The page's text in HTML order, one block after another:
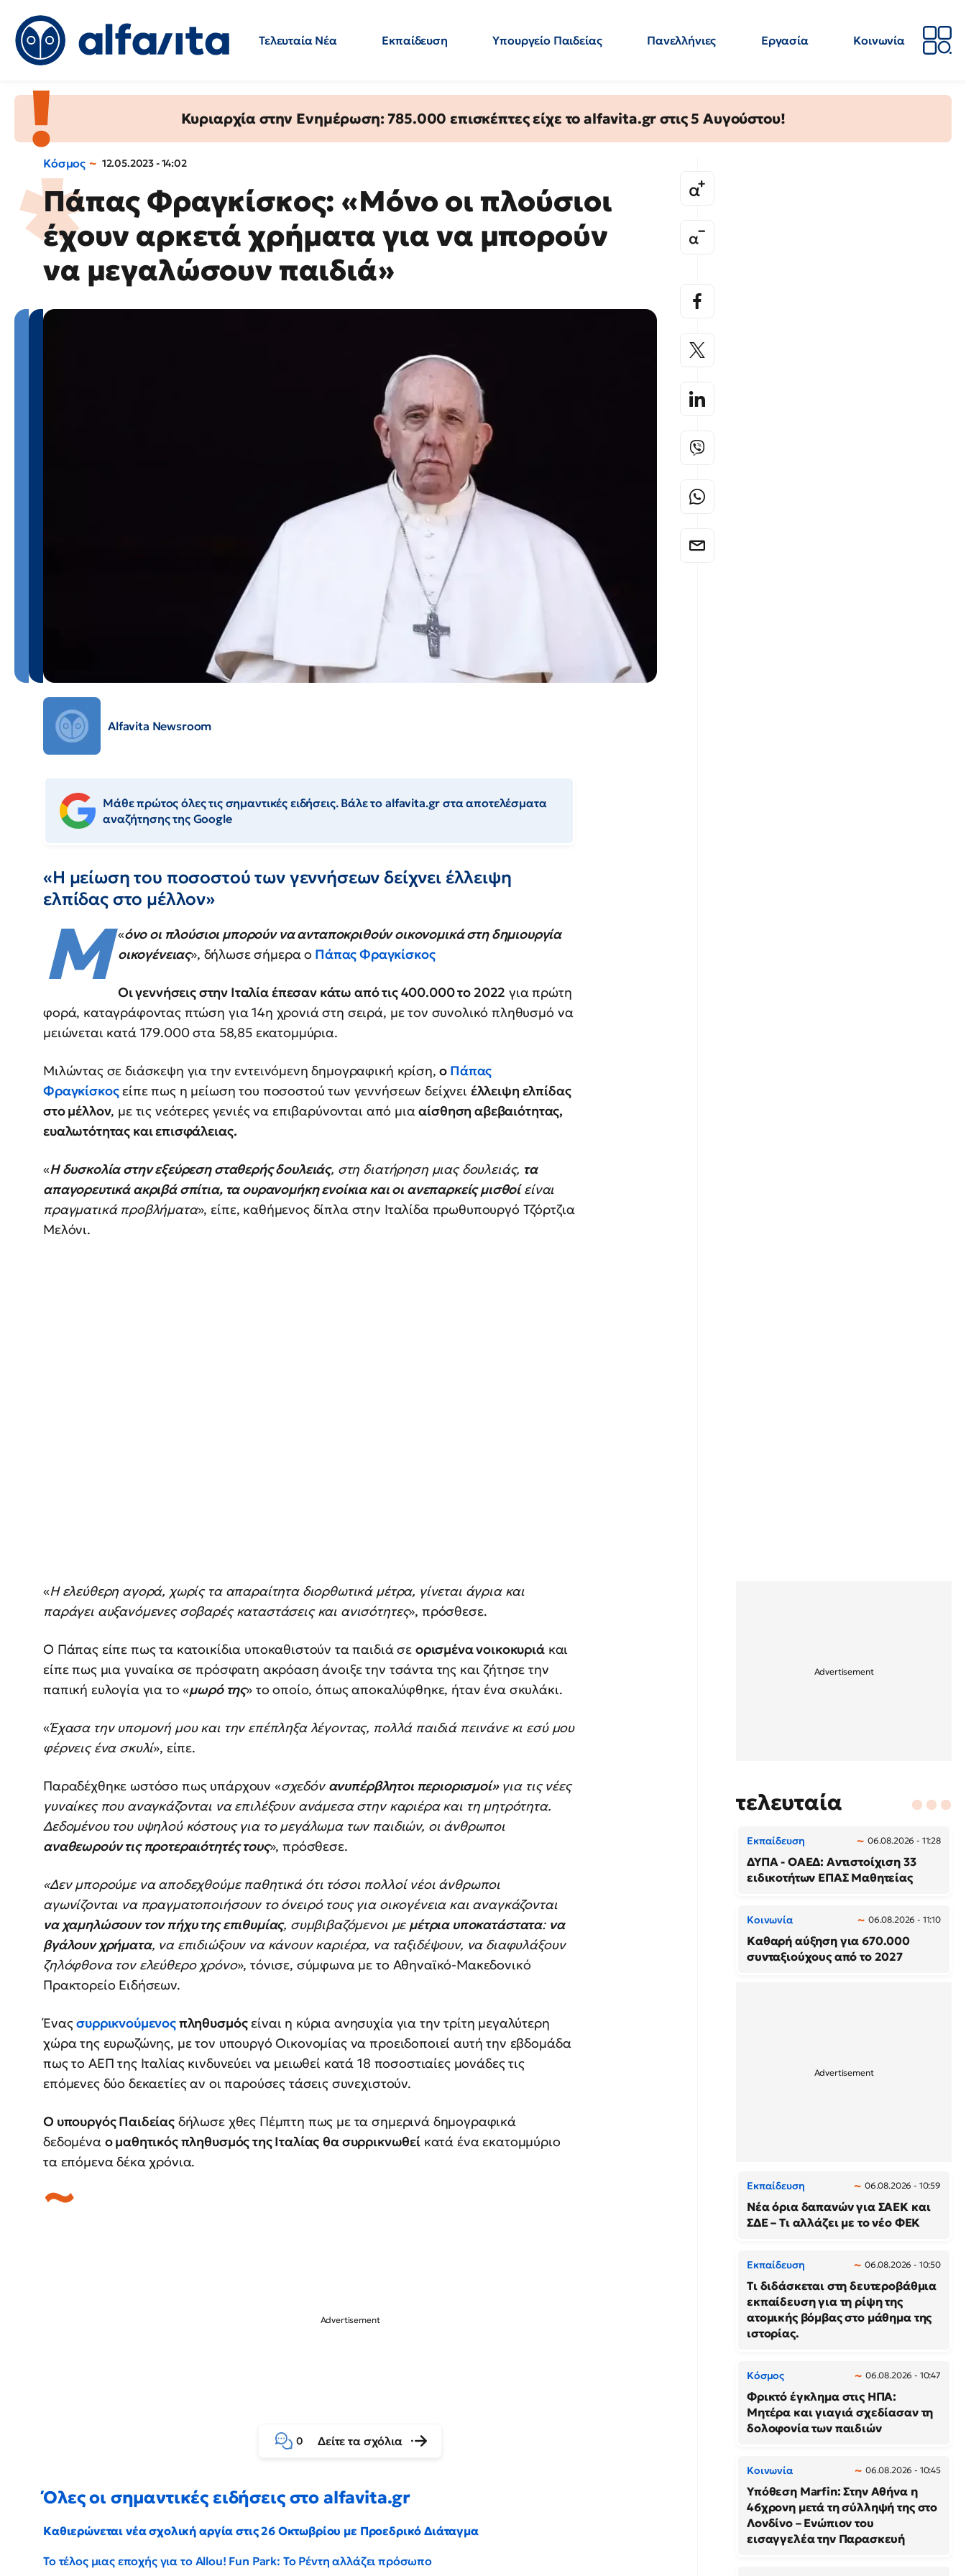
Τελευταία Νέα Εκπαίδευση Υπουργείο Παιδείας Πανελλήνιες Εργασία
Κοινωνία
Κυριαρχία στην Ενημέρωση: 785.000 επισκέπτες είχε το alfavita.gr στις 5 Αυγούστου!
Κόσμος 12.05.2023 - 14:02
Πάπας Φραγκίσκος: «Μόνο οι πλούσιοι
έχουν αρκετά χρήματα για να μπορούν
να μεγαλώσουν παιδιά»
Alfavita Newsroom
Μάθε πρώτος όλες τις σημαντικές ειδήσεις. Βάλε το alfavita.gr στα αποτελέσματα
αναζήτησης της Google
«Η μείωση του ποσοστού των γεννήσεων δείχνει έλλειψη
ελπίδας στο μέλλον»
«
Μ
όνο οι πλούσιοι μπορούν να ανταποκριθούν οικονομικά στη δημιουργία
οικογένειας», δήλωσε σήμερα ο Πάπας Φραγκίσκος
Οι γεννήσεις στην Ιταλία έπεσαν κάτω από τις 400.000 το 2022 για πρώτη
φορά, καταγράφοντας πτώση για 14η χρονιά στη σειρά, με τον συνολικό πληθυσμό να
μειώνεται κατά 179.000 στα 58,85 εκατομμύρια.
Μιλώντας σε διάσκεψη για την εντεινόμενη δημογραφική κρίση,ο Πάπας
Φραγκίσκοςείπε πως η μείωση του ποσοστού των γεννήσεων δείχνει έλλειψη ελπίδας
στο μέλλον, με τις νεότερες γενιές να επιβαρύνονται από μιααίσθηση αβεβαιότητας,
ευαλωτότητας και επισφάλειας.
«Η δυσκολία στην εξεύρεση σταθερής δουλειάς, στη διατήρηση μιας δουλειάς, τα
απαγορευτικά ακριβά σπίτια, τα ουρανομήκη ενοίκια και οι ανεπαρκείς μισθοίείναι
πραγματικά προβλήματα», είπε, καθήμενος δίπλα στην Ιταλίδα πρωθυπουργό Τζόρτζια
Μελόνι.
«Η ελεύθερη αγορά, χωρίς τα απαραίτητα διορθωτικά μέτρα, γίνεται άγρια και
παράγει αυξανόμενες σοβαρές καταστάσεις και ανισότητες», πρόσθεσε.
Ο Πάπας είπε πως τα κατοικίδια υποκαθιστούν τα παιδιά σε ορισμένα νοικοκυριάκαι
είπε πως μια γυναίκα σε πρόσφατη ακρόαση άνοιξε την τσάντα της και ζήτησε την
παπική ευλογία για το «μωρό της» το οποίο, όπως αποκαλύφθηκε, ήταν ένα σκυλάκι.
«Έχασα την υπομονή μου και την επέπληξα λέγοντας, πολλά παιδιά πεινάνε κι εσύ μου
φέρνεις ένα σκυλί», είπε.
Παραδέχθηκε ωστόσο πως υπάρχουν «σχεδόν ανυπέρβλητοι περιορισμοί»για τις νέες
γυναίκες που αναγκάζονται να επιλέξουν ανάμεσα στην καριέρα και τη μητρότητα.
Δεδομένου του υψηλού κόστους για το μεγάλωμα των παιδιών, οι άνθρωποι
αναθεωρούν τις προτεραιότητές τους», πρόσθεσε.
«Δεν μπορούμε να αποδεχθούμε παθητικά ότι τόσοι πολλοί νέοι άνθρωποι
αγωνίζονται να πραγματοποιήσουν το όνειρό τους για οικογένεια και αναγκάζονται
να χαμηλώσουν τον πήχυ της επιθυμίας, συμβιβαζόμενοι μεμέτρια υποκατάστατα: να
βγάλουν χρήματα, να επιδιώξουν να κάνουν καριέρα, να ταξιδέψουν, να διαφυλάξουν
ζηλόφθονα τον ελεύθερο χρόνο», τόνισε, σύμφωνα με το Αθηναϊκό-Μακεδονικό
Πρακτορείο Ειδήσεων.
Έναςσυρρικνούμενοςπληθυσμόςείναι η κύρια ανησυχία για την τρίτη μεγαλύτερη
χώρα της ευρωζώνης, με τον υπουργό Οικονομίας να προειδοποιεί αυτή την εβδομάδα
πως το ΑΕΠ της Ιταλίας κινδυνεύει να μειωθεί κατά 18 ποσοστιαίες μονάδες τις
επόμενες δύο δεκαετίες αν οι παρούσες τάσεις συνεχιστούν.
Ο υπουργός Παιδείαςδήλωσε χθες Πέμπτη πως με τα σημερινά δημογραφικά
δεδομένα ο μαθητικός πληθυσμός της Ιταλίας θα συρρικνωθείκατά ένα εκατομμύριο
τα επόμενα δέκα χρόνια.
0 Δείτε τα σχόλια
Όλες οι σημαντικές ειδήσεις στο alfavita.gr
Καθιερώνεται νέα σχολική αργία στις 26 Οκτωβρίου με Προεδρικό Διάταγμα
Το τέλος μιας εποχής για το Allou! Fun Park: Το Ρέντη αλλάζει πρόσωπο
τελευταία
Εκπαίδευση 06.08.2026 - 11:28
ΔΥΠΑ - ΟΑΕΔ: Αντιστοίχιση 33
ειδικοτήτων ΕΠΑΣ Μαθητείας
Κοινωνία 06.08.2026 - 11:10
Καθαρή αύξηση για 670.000
συνταξιούχους από το 2027
Εκπαίδευση 06.08.2026 - 10:59
Νέα όρια δαπανών για ΣΑΕΚ και
ΣΔΕ – Τι αλλάζει με το νέο ΦΕΚ
Εκπαίδευση 06.08.2026 - 10:50
Τι διδάσκεται στη δευτεροβάθμια
εκπαίδευση για τη ρίψη της
ατομικής βόμβας στο μάθημα της
ιστορίας.
Κόσμος 06.08.2026 - 10:47
Φρικτό έγκλημα στις ΗΠΑ:
Μητέρα και γιαγιά σχεδίασαν τη
δολοφονία των παιδιών
Κοινωνία 06.08.2026 - 10:45
Υπόθεση Marfin: Στην Αθήνα η
46χρονη μετά τη σύλληψή της στο
Λονδίνο – Ενώπιον του
εισαγγελέα την Παρασκευή